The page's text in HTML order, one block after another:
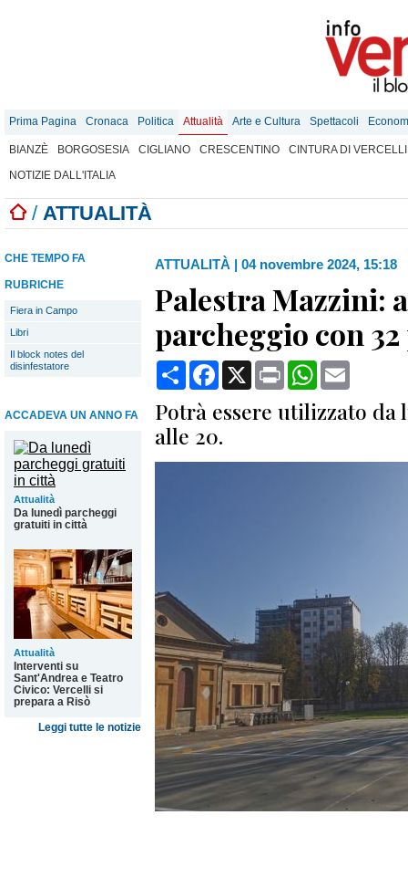
Prima Pagina Cronaca Politica Attualità Arte e Cultura Spettacoli
BIANZÈ BORGOSESIA CIGLIANO CRESCENTINO
CINTURA DI VERCELLI
NOTIZIE DALL'ITALIA
/ ATTUALITÀ
CHE TEMPO FA
RUBRICHE
Fiera in Campo
Libri
Il block notes del
disinfestatore
ACCADEVA UN ANNO FA
Attualità
Da lunedì parcheggi
gratuiti in città
Attualità
Interventi su
Sant'Andrea e Teatro
Civico: Vercelli si
prepara a Risò
Leggi tutte le notizie
ATTUALITÀ | 04 novembre 2024, 15:18
Palestra Mazzini:
parcheggio con
CondividiFacebook
X Print WhatsApp
Potrà essere utilizzato da
alle 20.